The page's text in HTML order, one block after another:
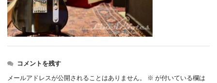
コメントを残す
メールアドレスが公開されることはありません。 ※ が付いている欄は